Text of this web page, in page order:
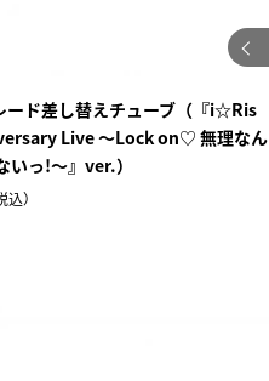
ド差し替えチューブ（『i☆Ris
Live ～Lock on♡ 無理なん
いっ!～』ver.）
込）